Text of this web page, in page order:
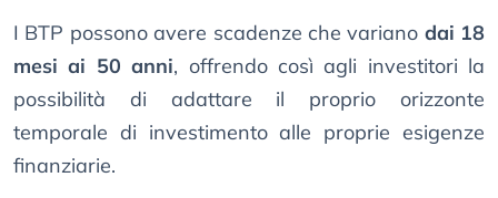
I BTP possono avere scadenze che variano dai 18
mesi ai 50 anni, offrendo così agli investitori la
possibilità di adattare il proprio orizzonte
temporale di investimento alle proprie esigenze
finanziarie.